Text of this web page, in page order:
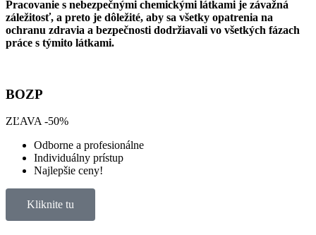
Pracovanie s nebezpečnými chemickými látkami je závažná
záležitosť, a preto je dôležité, aby sa všetky opatrenia na
ochranu zdravia a bezpečnosti dodržiavali vo všetkých fázach
práce s týmito látkami.
BOZP
ZĽAVA -50%
Odborne a profesionálne
Individuálny prístup
Najlepšie ceny!
Kliknite tu